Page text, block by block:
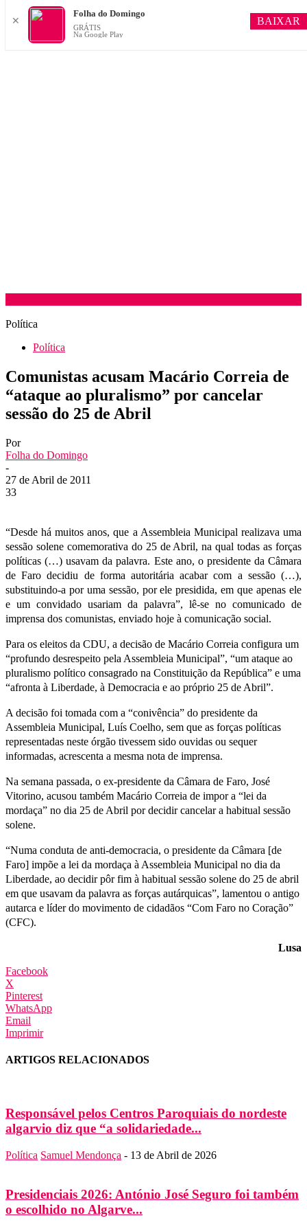
Política
Política
Comunistas acusam Macário Correia de
“ataque ao pluralismo” por cancelar
sessão do 25 de Abril
Por
Folha do Domingo
-
27 de Abril de 2011
33
“Desde há muitos anos, que a Assembleia Municipal realizava uma
sessão solene comemorativa do 25 de Abril, na qual todas as forças
políticas (…) usavam da palavra. Este ano, o presidente da Câmara
de Faro decidiu de forma autoritária acabar com a sessão (…),
substituindo-a por uma sessão, por ele presidida, em que apenas ele
e um convidado usariam da palavra”, lê-se no comunicado de
imprensa dos comunistas, enviado hoje à comunicação social.
Para os eleitos da CDU, a decisão de Macário Correia configura um
“profundo desrespeito pela Assembleia Municipal”, “um ataque ao
pluralismo político consagrado na Constituição da República” e uma
“afronta à Liberdade, à Democracia e ao próprio 25 de Abril”.
A decisão foi tomada com a “conivência” do presidente da
Assembleia Municipal, Luís Coelho, sem que as forças políticas
representadas neste órgão tivessem sido ouvidas ou sequer
informadas, acrescenta a mesma nota de imprensa.
Na semana passada, o ex-presidente da Câmara de Faro, José
Vitorino, acusou também Macário Correia de impor a “lei da
mordaça” no dia 25 de Abril por decidir cancelar a habitual sessão
solene.
“Numa conduta de anti-democracia, o presidente da Câmara [de
Faro] impõe a lei da mordaça à Assembleia Municipal no dia da
Liberdade, ao decidir pôr fim à habitual sessão solene do 25 de abril
em que usavam da palavra as forças autárquicas”, lamentou o antigo
autarca e líder do movimento de cidadãos “Com Faro no Coração”
(CFC).
Lusa
Facebook
X
Pinterest
WhatsApp
Email
Imprimir
ARTIGOS RELACIONADOS
Responsável pelos Centros Paroquiais do nordeste
algarvio diz que “a solidariedade...
Política Samuel Mendonça - 13 de Abril de 2026
Presidenciais 2026: António José Seguro foi também
o escolhido no Algarve...
✕
Folha do Domingo
GRÁTIS
Na Google Play
BAIXAR